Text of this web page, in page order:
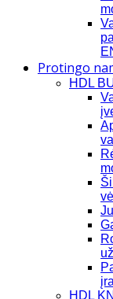
Protingo
HDL
HDL